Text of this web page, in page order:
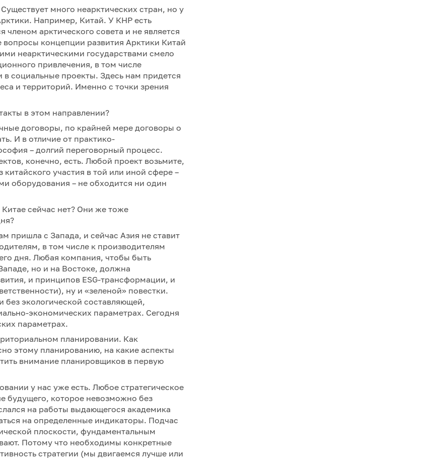
много неарктических стран, но у
Например, Китай. У КНР есть
членом арктического совета и не является
концепции развития Арктики Китай
неарктическими государствами смело
привлечения, в том числе
в социальные проекты. Здесь нам придется
и территорий. Именно с точки зрения
в этом направлении?
договоры, по крайней мере договоры о
И в отличие от практико-
– долгий переговорный процесс.
конечно, есть. Любой проект возьмите,
участия в той или иной сфере –
оборудования – не обходится ни один
сейчас нет? Они же тоже
пришла с Запада, и сейчас Азия не ставит
в том числе к производителям
дня. Любая компания, чтобы быть
но и на Востоке, должна
и принципов ESG-трансформации, и
ну и «зеленой» повестки.
без экологической составляющей,
экономических параметрах. Сегодня
параметрах.
планировании. Как
этому планированию, на какие аспекты
внимание планировщиков в первую
у нас уже есть. Любое стратегическое
будущего, которое невозможно без
на работы выдающегося академика
на определенные индикаторы. Подчас
плоскости, фундаментальным
Потому что необходимы конкретные
стратегии (мы двигаемся лучше или